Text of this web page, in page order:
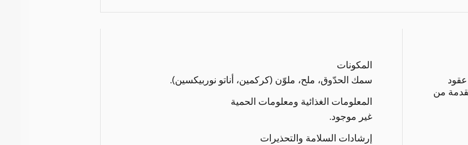
من
المكونات
سمك الحدّوق، ملح، ملوّن (كركمين، أناتو نوربيكسين).
المعلومات الغذائية ومعلومات الحمية
غير موجود.
إرشادات السلامة والتحذيرات